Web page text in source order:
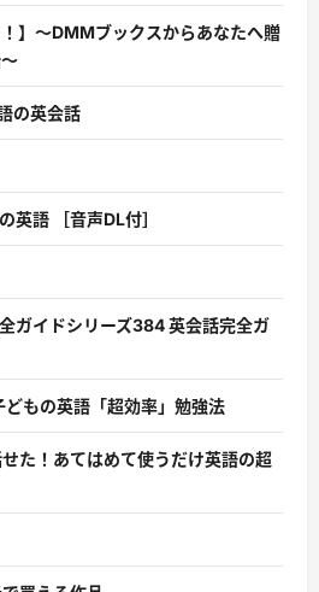
！】〜DMMブックスからあなたへ贈
の英会話
英語 ［音声DL付］
ガイドシリーズ384 英会話完全ガ
もの英語「超効率」勉強法
た！あてはめて使うだけ英語の超